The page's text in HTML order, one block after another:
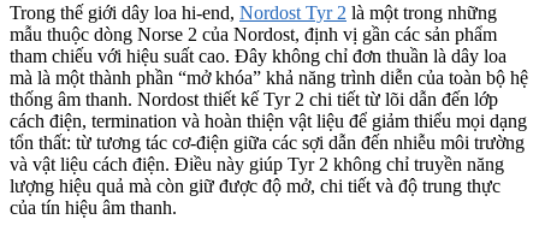
Trong thế giới dây loa hi-end, Nordost Tyr 2 là một trong những
mẫu thuộc dòng Norse 2 của Nordost, định vị gần các sản phẩm
tham chiếu với hiệu suất cao. Đây không chỉ đơn thuần là dây loa
mà là một thành phần “mở khóa” khả năng trình diễn của toàn bộ hệ
thống âm thanh. Nordost thiết kế Tyr 2 chi tiết từ lõi dẫn đến lớp
cách điện, termination và hoàn thiện vật liệu để giảm thiểu mọi dạng
tổn thất: từ tương tác cơ-điện giữa các sợi dẫn đến nhiễu môi trường
và vật liệu cách điện. Điều này giúp Tyr 2 không chỉ truyền năng
lượng hiệu quả mà còn giữ được độ mở, chi tiết và độ trung thực
của tín hiệu âm thanh.